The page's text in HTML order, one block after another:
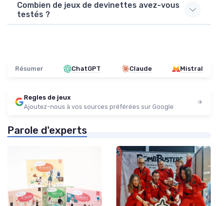
Combien de jeux de devinettes avez-vous
testés ?
Résumer ChatGPT Claude Mistral
Regles de jeux
Ajoutez-nous à vos sources préférées sur Google
Parole d'experts